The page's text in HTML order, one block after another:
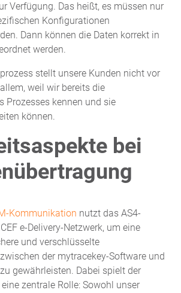
Verfügung. Das heißt, es müssen nur
Konfigurationen
Dann können die Daten korrekt in
werden.
stellt unsere Kunden nicht vor
weil wir bereits die
Prozesses kennen und sie
können.
bei
Kommunikation nutzt das AS4-
e-Delivery-Netzwerk, um eine
und verschlüsselte
der mytracekey-Software und
gewährleisten. Dabei spielt der
eine zentrale Rolle: Sowohl unser